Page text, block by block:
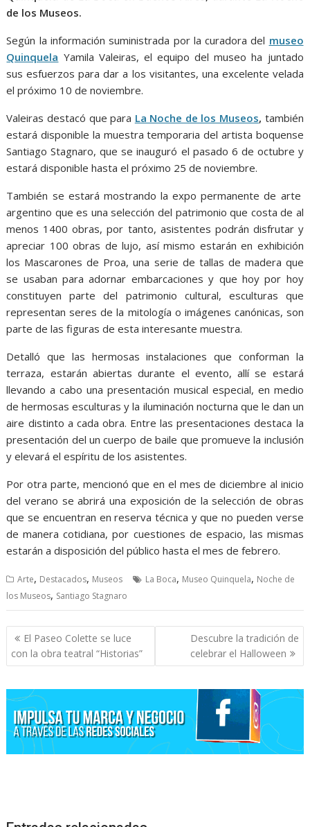
de los Museos.
Según la información suministrada por la curadora del museo
Quinquela Yamila Valeiras, el equipo del museo ha juntado
sus esfuerzos para dar a los visitantes, una excelente velada
el próximo 10 de noviembre.
Valeiras destacó que para La Noche de los Museos, también
estará disponible la muestra temporaria del artista boquense
Santiago Stagnaro, que se inauguró el pasado 6 de octubre y
estará disponible hasta el próximo 25 de noviembre.
También se estará mostrando la expo permanente de arte
argentino que es una selección del patrimonio que costa de al
menos 1400 obras, por tanto, asistentes podrán disfrutar y
apreciar 100 obras de lujo, así mismo estarán en exhibición
los Mascarones de Proa, una serie de tallas de madera que
se usaban para adornar embarcaciones y que hoy por hoy
constituyen parte del patrimonio cultural, esculturas que
representan seres de la mitología o imágenes canónicas, son
parte de las figuras de esta interesante muestra.
Detalló que las hermosas instalaciones que conforman la
terraza, estarán abiertas durante el evento, allí se estará
llevando a cabo una presentación musical especial, en medio
de hermosas esculturas y la iluminación nocturna que le dan un
aire distinto a cada obra. Entre las presentaciones destaca la
presentación del un cuerpo de baile que promueve la inclusión
y elevará el espíritu de los asistentes.
Por otra parte, mencionó que en el mes de diciembre al inicio
del verano se abrirá una exposición de la selección de obras
que se encuentran en reserva técnica y que no pueden verse
de manera cotidiana, por cuestiones de espacio, las mismas
estarán a disposición del público hasta el mes de febrero.
Arte, Destacados, Museos La Boca, Museo Quinquela, Noche de
los Museos, Santiago Stagnaro
Navegación
de
entradas
El Paseo Colette se luce
con la obra teatral “Historias”
Descubre la tradición de
celebrar el Halloween